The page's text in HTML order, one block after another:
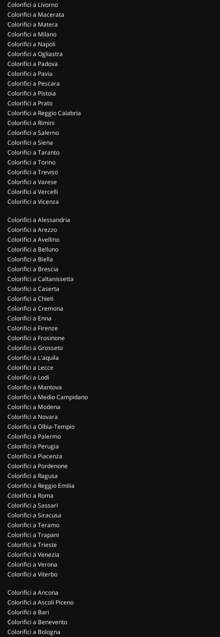
Colorifici a Livorno
Colorifici a Macerata
Colorifici a Matera
Colorifici a Milano
Colorifici a Napoli
Colorifici a Ogliastra
Colorifici a Padova
Colorifici a Pavia
Colorifici a Pescara
Colorifici a Pistoia
Colorifici a Prato
Colorifici a Reggio Calabria
Colorifici a Rimini
Colorifici a Salerno
Colorifici a Siena
Colorifici a Taranto
Colorifici a Torino
Colorifici a Treviso
Colorifici a Varese
Colorifici a Vercelli
Colorifici a Vicenza
Colorifici a Alessandria
Colorifici a Arezzo
Colorifici a Avellino
Colorifici a Belluno
Colorifici a Biella
Colorifici a Brescia
Colorifici a Caltanissetta
Colorifici a Caserta
Colorifici a Chieti
Colorifici a Cremona
Colorifici a Enna
Colorifici a Firenze
Colorifici a Frosinone
Colorifici a Grosseto
Colorifici a L'aquila
Colorifici a Lecce
Colorifici a Lodi
Colorifici a Mantova
Colorifici a Medio Campidano
Colorifici a Modena
Colorifici a Novara
Colorifici a Olbia-Tempio
Colorifici a Palermo
Colorifici a Perugia
Colorifici a Piacenza
Colorifici a Pordenone
Colorifici a Ragusa
Colorifici a Reggio Emilia
Colorifici a Roma
Colorifici a Sassari
Colorifici a Siracusa
Colorifici a Teramo
Colorifici a Trapani
Colorifici a Trieste
Colorifici a Venezia
Colorifici a Verona
Colorifici a Viterbo
Colorifici a Ancona
Colorifici a Ascoli Piceno
Colorifici a Bari
Colorifici a Benevento
Colorifici a Bologna